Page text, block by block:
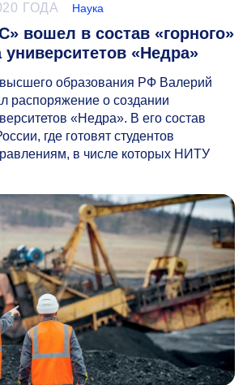
ГОДА Наука
вошел в состав «горного»
«Недра»
образования РФ Валерий
распоряжение о создании
«Недра». В его состав
где готовят студентов
в числе которых НИТУ